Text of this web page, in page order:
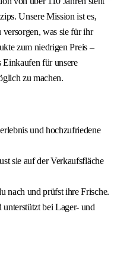
Unsere Mission ist es,
was sie für ihr
zum niedrigen Preis –
Einkaufen für unsere
zu machen.
und hochzufriedene
sie auf der Verkaufsfläche
nach und prüfst ihre Frische.
bei Lager- und